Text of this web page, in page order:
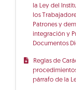
la Ley del
los
Patrones y
integración y
Documentos
Reglas de
párrafo de la